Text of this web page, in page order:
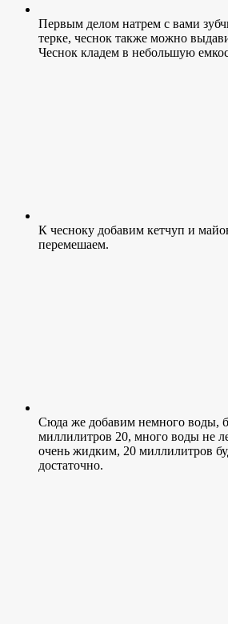
Первым делом натрем с вами
терке, чеснок также можно
Чеснок кладем в небольшую
К чесноку добавим кетчуп и
перемешаем.
Сюда же добавим немного воды,
миллилитров 20, много воды не
очень жидким, 20 миллилитров
достаточно.